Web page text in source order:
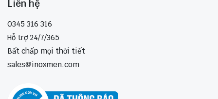
Liên hệ
0345 316 316
Hỗ trợ 24/7/365
Bất chấp mọi thời tiết
sales@inoxmen.com